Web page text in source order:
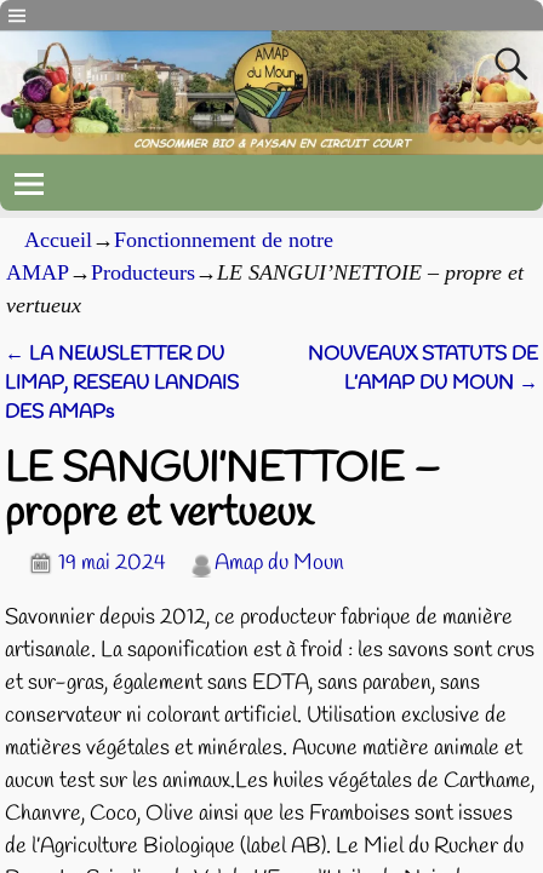
Accueil→Fonctionnement de notre
AMAP→Producteurs→LE SANGUI’NETTOIE – propre et
vertueux
Navigation des articles
← LA NEWSLETTER DU
LIMAP, RESEAU LANDAIS
DES AMAPs
NOUVEAUX STATUTS DE
L’AMAP DU MOUN →
LE SANGUI’NETTOIE –
propre et vertueux
19 mai 2024
Amap du Moun
Savonnier depuis 2012, ce producteur fabrique de manière
artisanale. La saponification est à froid : les savons sont crus
et sur-gras, également sans EDTA, sans paraben, sans
conservateur ni colorant artificiel. Utilisation exclusive de
matières végétales et minérales. Aucune matière animale et
aucun test sur les animaux.Les huiles végétales de Carthame,
Chanvre, Coco, Olive ainsi que les Framboises sont issues
de l’Agriculture Biologique (label AB). Le Miel du Rucher du